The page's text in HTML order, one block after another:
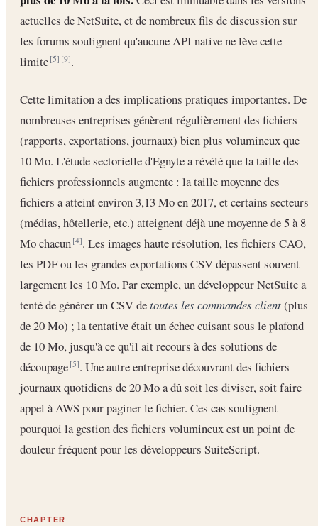
actuelles de NetSuite, et de nombreux fils de discussion sur
les forums soulignent qu'aucune API native ne lève cette
limite[5] [9].
Cette limitation a des implications pratiques importantes. De
nombreuses entreprises génèrent régulièrement des fichiers
(rapports, exportations, journaux) bien plus volumineux que
10 Mo. L'étude sectorielle d'Egnyte a révélé que la taille des
fichiers professionnels augmente : la taille moyenne des
fichiers a atteint environ 3,13 Mo en 2017, et certains secteurs
(médias, hôtellerie, etc.) atteignent déjà une moyenne de 5 à 8
Mo chacun[4]. Les images haute résolution, les fichiers CAO,
les PDF ou les grandes exportations CSV dépassent souvent
largement les 10 Mo. Par exemple, un développeur NetSuite a
tenté de générer un CSV detoutes les commandes client(plus
de 20 Mo) ; la tentative était un échec cuisant sous le plafond
de 10 Mo, jusqu'à ce qu'il ait recours à des solutions de
découpage[5]. Une autre entreprise découvrant des fichiers
journaux quotidiens de 20 Mo a dû soit les diviser, soit faire
appel à AWS pour paginer le fichier. Ces cas soulignent
pourquoi la gestion des fichiers volumineux est un point de
douleur fréquent pour les développeurs SuiteScript.